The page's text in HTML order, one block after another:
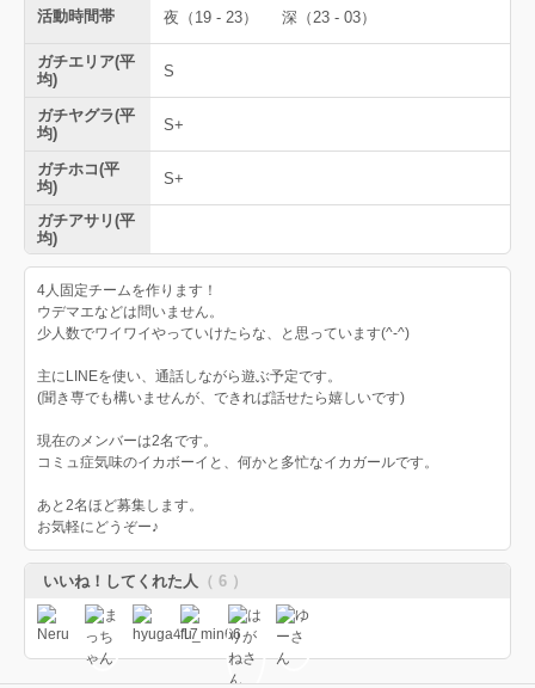
活動時間帯 夜（19 - 23） 深（23 - 03）
ガチエリア(平
均)
S
ガチヤグラ(平
均)
S+
ガチホコ(平
均)
S+
ガチアサリ(平
均)
4人固定チームを作ります！
ウデマエなどは問いません。
少人数でワイワイやっていけたらな、と思っています(^-^)
主にLINEを使い、通話しながら遊ぶ予定です。
(聞き専でも構いませんが、できれば話せたら嬉しいです)
現在のメンバーは2名です。
コミュ症気味のイカボーイと、何かと多忙なイカガールです。
あと2名ほど募集します。
お気軽にどうぞー♪
いいね！してくれた人 （ 6 ）